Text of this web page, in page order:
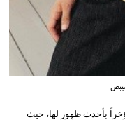
بأحدث ظهور لها، حيث